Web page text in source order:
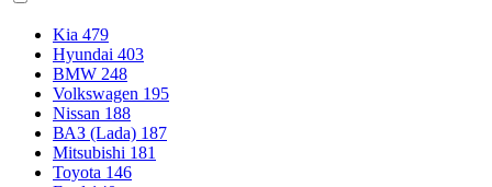
Kia 479
Hyundai 403
BMW 248
Volkswagen 195
Nissan 188
ВАЗ (Lada) 187
Mitsubishi 181
Toyota 146